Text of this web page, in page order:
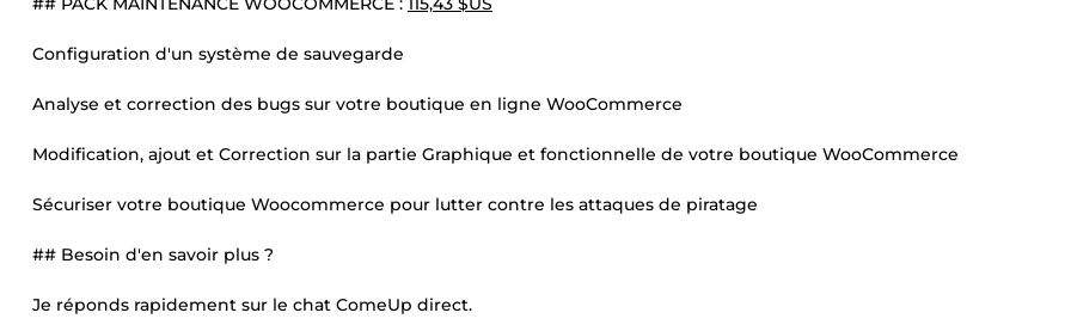
Configuration d'un système de sauvegarde
Analyse et correction des bugs sur votre boutique en ligne WooCommerce
Modification, ajout et Correction sur la partie Graphique et fonctionnelle de votre boutique WooCommerce
Sécuriser votre boutique Woocommerce pour lutter contre les attaques de piratage
## Besoin d'en savoir plus ?
Je réponds rapidement sur le chat ComeUp direct.